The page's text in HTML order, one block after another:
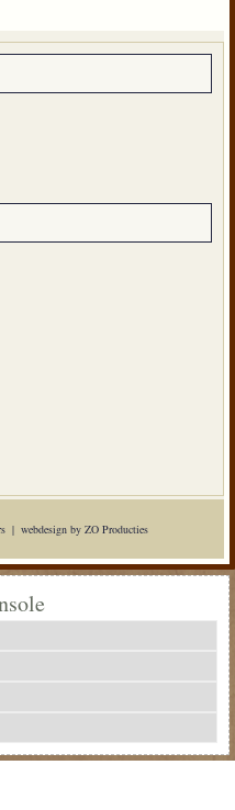
| webdesign by ZO Producties